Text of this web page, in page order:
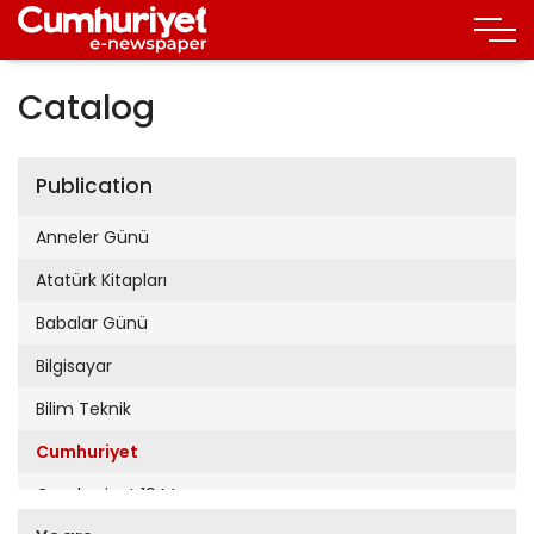
Catalog
Publication
Anneler Günü
Atatürk Kitapları
Babalar Günü
Bilgisayar
Bilim Teknik
Cumhuriyet
Cumhuriyet 19 Mayıs